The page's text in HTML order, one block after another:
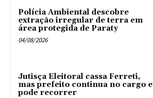
Polícia Ambiental descobre
extração irregular de terra em
área protegida de Paraty
04/08/2026
Jutisça Eleitoral cassa Ferreti,
mas prefeito continua no cargo e
pode recorrer